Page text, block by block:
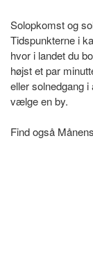
Solopkomst og
Tidspunkterne i
hvor i landet du
højst et par
eller solnedgang
vælge en by.
Find også